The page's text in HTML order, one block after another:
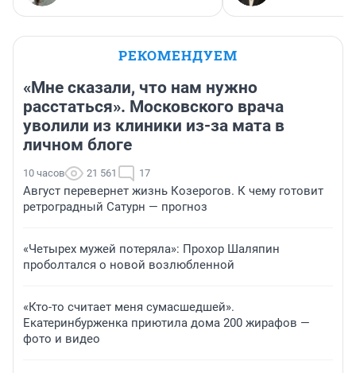
РЕКОМЕНДУЕМ
«Мне сказали, что нам нужно
расстаться». Московского врача
уволили из клиники из-за мата в
личном блоге
10 часов 21 561 17
Август перевернет жизнь Козерогов. К чему готовит
ретроградный Сатурн — прогноз
«Четырех мужей потеряла»: Прохор Шаляпин
проболтался о новой возлюбленной
«Кто-то считает меня сумасшедшей».
Екатеринбурженка приютила дома 200 жирафов —
фото и видео